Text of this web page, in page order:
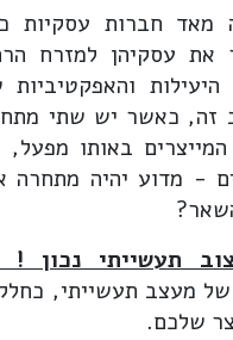
מאד חברות עסקיות
את עסקיהן למזרח
היעילות
זה, כאשר יש שתי
באותו
- מדוע יהיה מתחרה
תעשייתי נכון !
מעצב תעשייתי,
שלכם.